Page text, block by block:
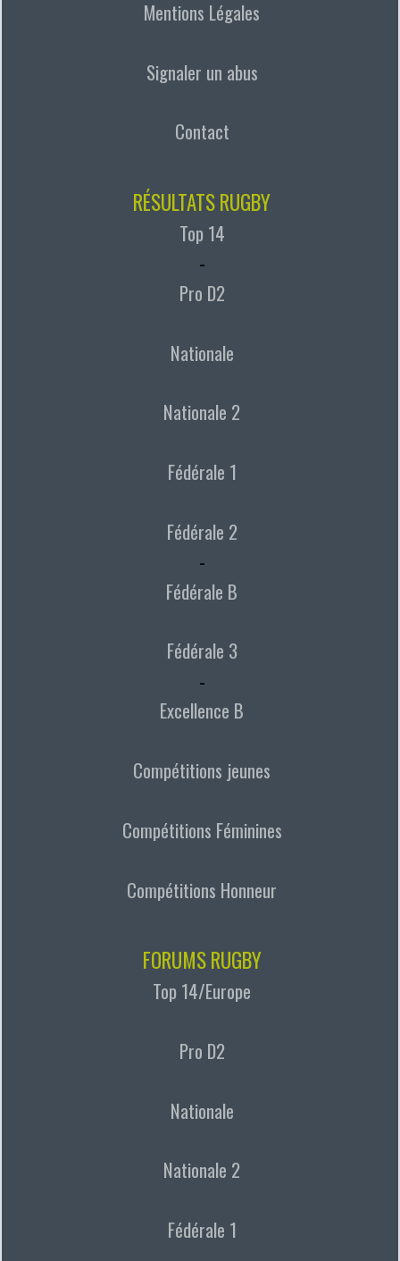
Mentions Légales
Signaler un abus
Contact
RÉSULTATS RUGBY
Top 14
-
Pro D2
Nationale
Nationale 2
Fédérale 1
Fédérale 2
-
Fédérale B
Fédérale 3
-
Excellence B
Compétitions jeunes
Compétitions Féminines
Compétitions Honneur
FORUMS RUGBY
Top 14/Europe
Pro D2
Nationale
Nationale 2
Fédérale 1